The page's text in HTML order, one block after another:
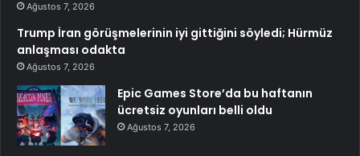
Ağustos 7, 2026
Trump İran görüşmelerinin iyi gittiğini söyledi; Hürmüz
anlaşması odakta
Ağustos 7, 2026
Epic Games Store’da bu haftanın
ücretsiz oyunları belli oldu
Ağustos 7, 2026